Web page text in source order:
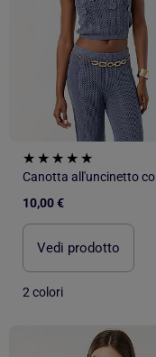
10,00 €
Vedi prodotto
2 colori